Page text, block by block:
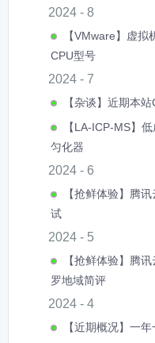
2024 - 8
【VMware】虚
CPU型号
2024 - 7
【杂谈】近期本
【LA-ICP-MS】
匀化器
2024 - 6
【抢鲜体验】腾
试
2024 - 5
【抢鲜体验】腾
罗地域简评
2024 - 4
【近期概况】一